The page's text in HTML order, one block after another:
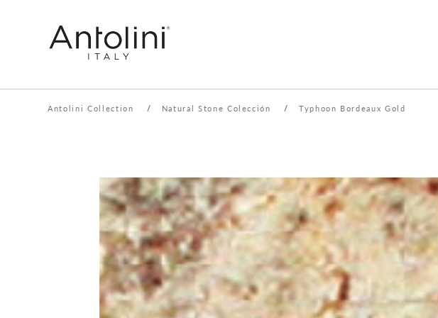
Antolini Collection / Natural Stone Colección / Typhoon Bordeaux Gold